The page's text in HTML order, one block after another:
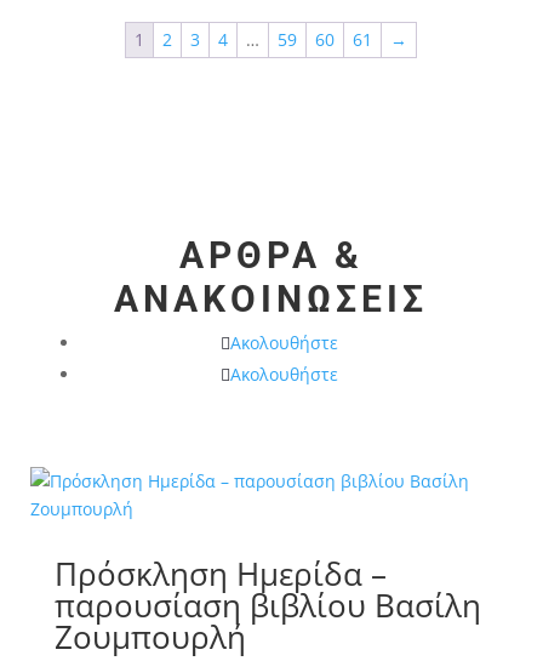
1 2 3 4 … 59 60 61 →
ΑΡΘΡΑ &
ΑΝΑΚΟΙΝΩΣΕΙΣ
Ακολουθήστε
Ακολουθήστε
Πρόσκληση Ημερίδα –
παρουσίαση βιβλίου Βασίλη
Ζουμπουρλή